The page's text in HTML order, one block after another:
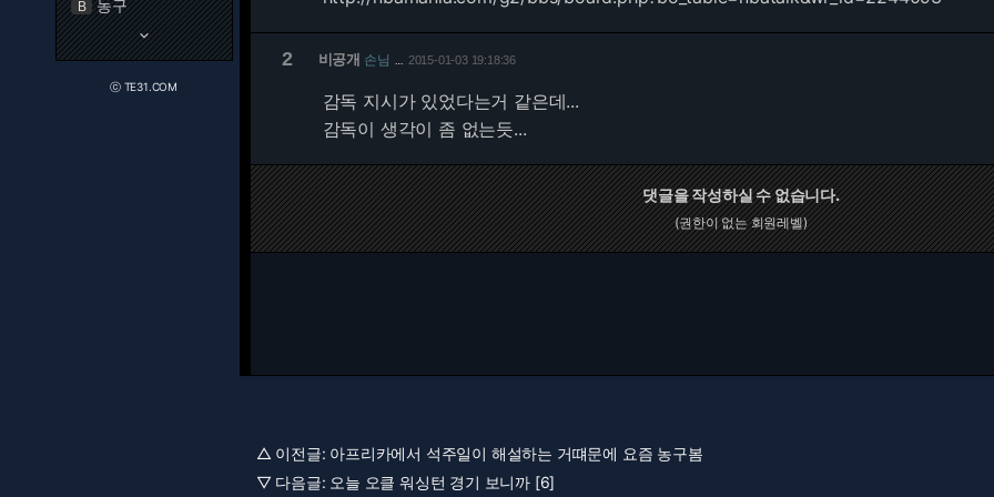
B 농구
keyboard_arrow_down
ⓒ TE31.COM
2 비공개 손님 2015-01-03 19:18:36
감독 지시가 있었다는거 같은데...
감독이 생각이 좀 없는듯...
댓글을 작성하실 수 없습니다.
(권한이 없는 회원레벨)
△ 이전글: 아프리카에서 석주일이 해설하는 거떄문에 요즘 농구봄
▽ 다음글: 오늘 오클 워싱턴 경기 보니까 [6]